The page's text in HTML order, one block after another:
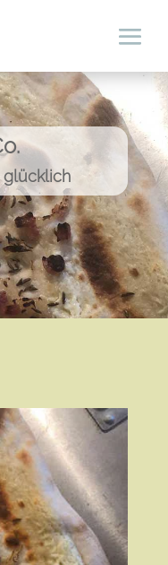
glücklich